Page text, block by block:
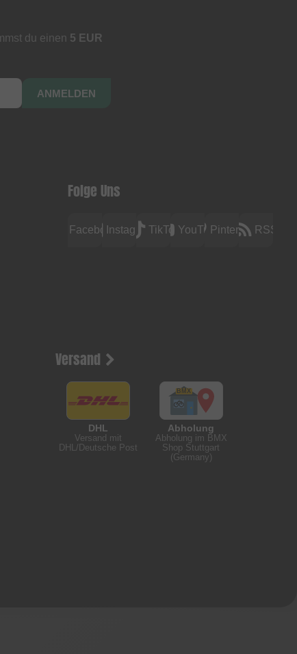
du einen 5 EUR
ANMELDEN
Folge Uns
FacebookInstagramTikTokYouTubePinterest RSS
Versand
DHL
Versand mit
DHL/Deutsche Post
Abholung
Abholung im BMX
Shop Stuttgart
(Germany)